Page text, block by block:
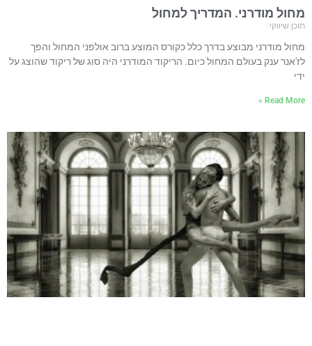
מחול מודרני. המדריך למחול
תוכן שיווקי
מחול מודרני מבוצע בדרך כלל כקורס המוצע ברוב אולפני המחול והפך
לז'אנר ענק בעולם המחול כיום. הריקוד המודרני היה סוג של ריקוד שהוצג על
ידי
Read More »